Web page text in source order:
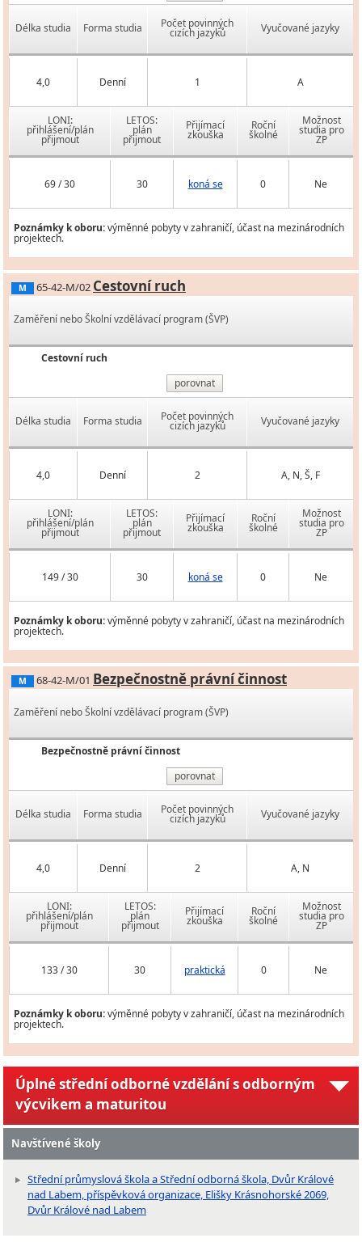
Délka studia Forma studia Počet povinných
cizích jazyků Vyučované jazyky
4,0 Denní 1 A
LONI:
přihlášení/plán
přijmout
LETOS:
plán
přijmout
Přijímací
zkouška
Roční
školné
Možnost
studia pro
ZP
69 / 30 30 koná se 0 Ne
Poznámky k oboru:výměnné pobyty v zahraničí, účast na mezinárodních
projektech.
M 65-42-M/02 Cestovní ruch
Zaměření nebo Školní vzdělávací program (ŠVP)
Cestovní ruch
porovnat
Délka studia Forma studia Počet povinných
cizích jazyků Vyučované jazyky
4,0 Denní 2 A, N, Š, F
LONI:
přihlášení/plán
přijmout
LETOS:
plán
přijmout
Přijímací
zkouška
Roční
školné
Možnost
studia pro
ZP
149 / 30 30 koná se 0 Ne
Poznámky k oboru:výměnné pobyty v zahraničí, účast na mezinárodních
projektech.
M 68-42-M/01 Bezpečnostně právní činnost
Zaměření nebo Školní vzdělávací program (ŠVP)
Bezpečnostně právní činnost
porovnat
Délka studia Forma studia Počet povinných
cizích jazyků Vyučované jazyky
4,0 Denní 2 A, N
LONI:
přihlášení/plán
přijmout
LETOS:
plán
přijmout
Přijímací
zkouška
Roční
školné
Možnost
studia pro
ZP
133 / 30 30 praktická 0 Ne
Poznámky k oboru:výměnné pobyty v zahraničí, účast na mezinárodních
projektech.
Úplné střední odborné vzdělání s odborným
výcvikem a maturitou
Navštívené školy
Střední průmyslová škola a Střední odborná škola, Dvůr Králové
nad Labem, příspěvková organizace, Elišky Krásnohorské 2069,
Dvůr Králové nad Labem